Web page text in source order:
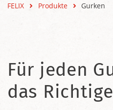
FELIX Produkte Gurken
Für jeden
das